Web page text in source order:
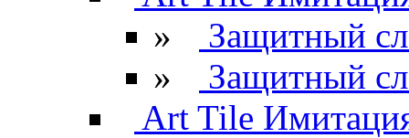
»
Защитный
»
Защитный
Art Tile